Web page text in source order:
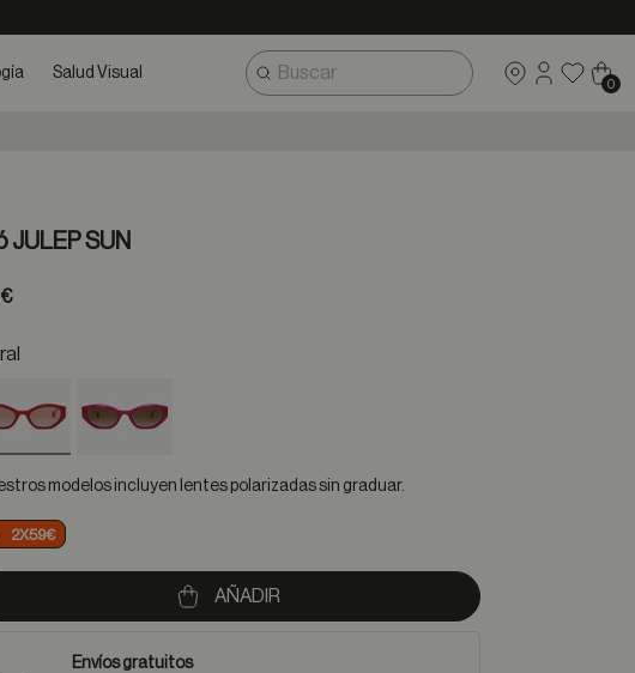
Salud Visual
0
JULEP SUN
modelos incluyen lentes polarizadas sin graduar.
2X59€
AÑADIR
Envíos gratuitos